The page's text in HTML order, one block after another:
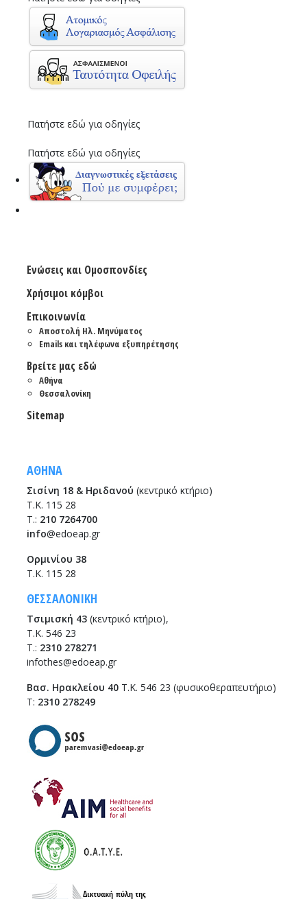
Πατήστε εδώ για οδηγίες
Πατήστε εδώ για οδηγίες
Ενώσεις και Ομοσπονδίες
Χρήσιμοι κόμβοι
Επικοινωνία
Αποστολή Ηλ. Μηνύματος
Emails και τηλέφωνα εξυπηρέτησης
Βρείτε μας εδώ
Αθήνα
Θεσσαλονίκη
Sitemap
ΑΘΗΝΑ
Σισίνη 18 & Ηριδανού (κεντρικό κτήριο)
Τ.Κ. 115 28
T.: 210 7264700
info@edoeap.gr
Ορμινίου 38
Τ.Κ. 115 28
ΘΕΣΣΑΛΟΝΙΚΗ
Τσιμισκή 43 (κεντρικό κτήριο),
Τ.Κ. 546 23
T.: 2310 278271
infothes@edoeap.gr
Βασ. Ηρακλείου 40 Τ.Κ. 546 23 (φυσικοθεραπευτήριο)
Τ: 2310 278249